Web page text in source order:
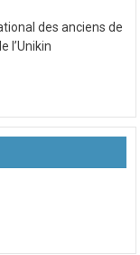
des anciens de
l’Unikin